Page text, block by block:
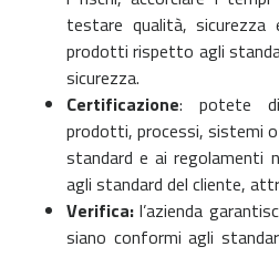
testare qualità,
prodotti rispetto agli
sicurezza.
Certificazione: potete
prodotti, processi, sistemi
standard e ai regolamenti
agli standard del cliente,
Verifica: l’azienda
siano conformi agli